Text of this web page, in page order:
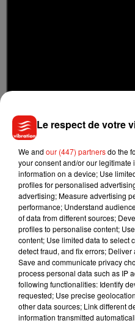
Un lien sans artifice
Un soutien qui vient
absolument besoin pour
fragile, comme l’explique
scène du Tour Vibration,
expositions de Blois.“J’ai un
humain, très sincère, voire
les relations dans ma vie
me rassure de savoir que
soutiendra lors de moments
de la vague. J’ai envie de
Le respect de votre
We and our (447) partnersdo the
your consent and/or our legitimate
information on a device; Use
profiles for personalised
advertising; Measure advertising
performance; Understand
of data from different sources;
profiles to personalise content;
content; Use limited data to select
detect fraud, and fix errors;
Save and communicate privacy
process personal data such as IP
following functionalities: Identify
requested; Use precise
other data sources; Link different
information transmitted